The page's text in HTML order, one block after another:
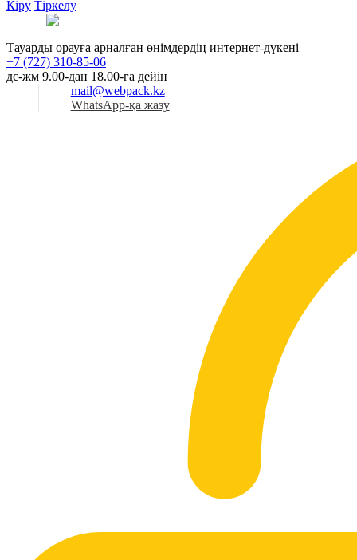
Кіру Тіркелу
Тауарды орауға арналған өнімдердің интернет-дүкені
+7 (727) 310-85-06
дс-жм 9.00-дан 18.00-ға дейін
mail@webpack.kz
WhatsApp-қа жазу